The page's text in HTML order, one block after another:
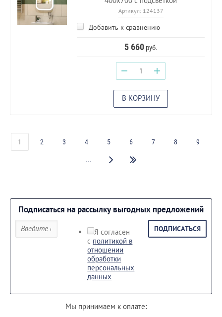
Артикул:124137
Добавить к сравнению
5 660руб.
− +
В КОРЗИНУ
1 2 3 4 5 6 7 8 9
...
Подписаться на рассылку выгодных предложений
Я согласен
с политикой в
отношении
обработки
персональных
данных
ПОДПИСАТЬСЯ
Мы принимаем к оплате: